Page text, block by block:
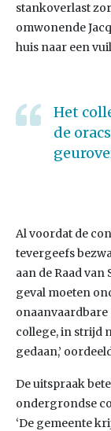
stankoverlast
omwonende
huis naar een
Het
de
Al voordat de
tevergeefs
aan de Raad van
geval moeten
onaanvaardbare
college, in strijd
gedaan,’
De uitspraak
ondergrondse
‘De gemeente